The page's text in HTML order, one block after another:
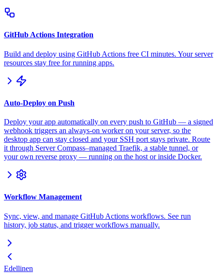
GitHub Actions Integration
Build and deploy using GitHub Actions free CI minutes. Your server
resources stay free for running apps.
Auto-Deploy on Push
Deploy your app automatically on every push to GitHub — a signed
webhook triggers an always-on worker on your server, so the
desktop app can stay closed and your SSH port stays private. Route
it through Server Compass–managed Traefik, a stable tunnel, or
your own reverse proxy — running on the host or inside Docker.
Workflow Management
Sync, view, and manage GitHub Actions workflows. See run
history, job status, and trigger workflows manually.
Edellinen